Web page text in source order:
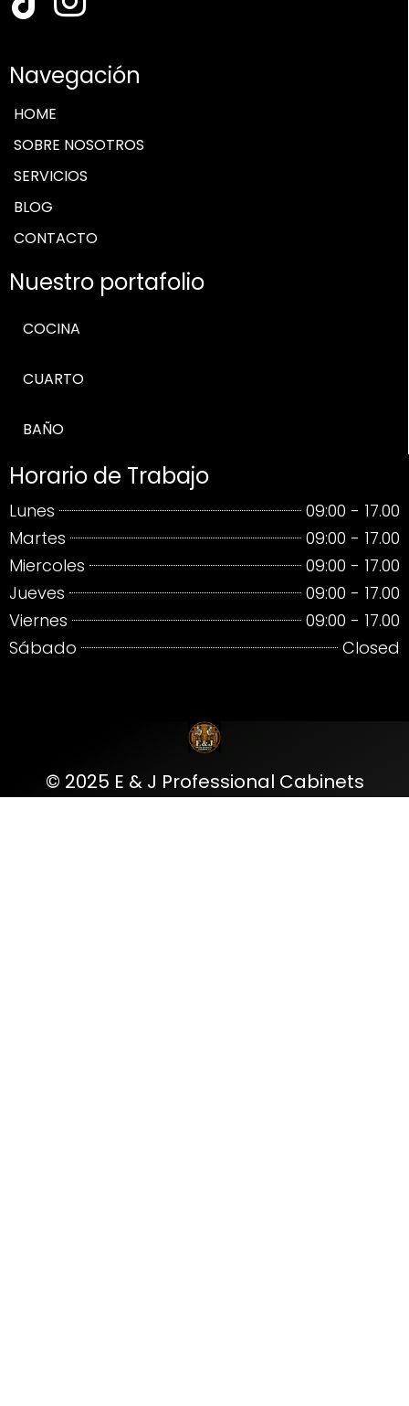
Navegación
HOME
SOBRE NOSOTROS
SERVICIOS
BLOG
CONTACTO
Nuestro portafolio
COCINA
CUARTO
BAÑO
Horario de Trabajo
Lunes
09:00 - 17.00
Martes
09:00 - 17.00
Miercoles
09:00 - 17.00
Jueves
09:00 - 17.00
Viernes
09:00 - 17.00
Sábado
Closed
© 2025 E & J Professional Cabinets